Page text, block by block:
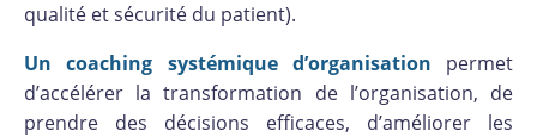
qualité et sécurité du patient).
Un coaching systémique d’organisation permet
d’accélérer la transformation de l’organisation, de
prendre des décisions efficaces, d’améliorer les